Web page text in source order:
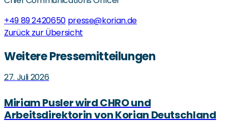
+49 89 2420650 presse@korian.de
Zurück zur Übersicht
Weitere Pressemitteilungen
27. Juli 2026
Miriam Pusler wird CHRO und
Arbeitsdirektorin von Korian Deutschland